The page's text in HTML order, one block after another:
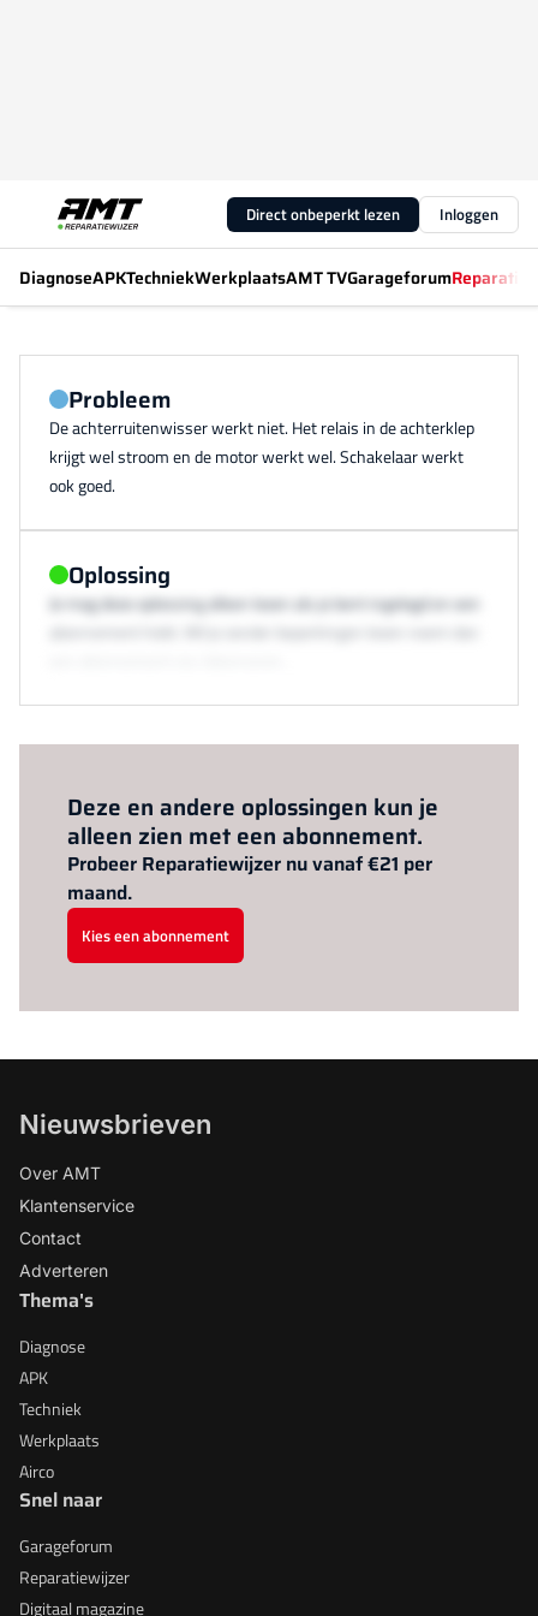
Direct onbeperkt lezen Inloggen
DiagnoseAPKTechniekWerkplaatsAMT TVGarageforum
Probleem
De achterruitenwisser werkt niet. Het relais in de achterklep
krijgt wel stroom en de motor werkt wel. Schakelaar werkt
ook goed.
Oplossing
Je mag deze oplossing alleen lezen als je bent ingelogd en een
Deze en andere oplossingen kun je
alleen zien met een abonnement.
Probeer Reparatiewijzer nu vanaf €21 per
maand.
Kies een abonnement
Nieuwsbrieven
Over AMT
Klantenservice
Contact
Adverteren
Thema's
Diagnose
APK
Techniek
Werkplaats
Airco
Snel naar
Garageforum
Reparatiewijzer
Digitaal magazine